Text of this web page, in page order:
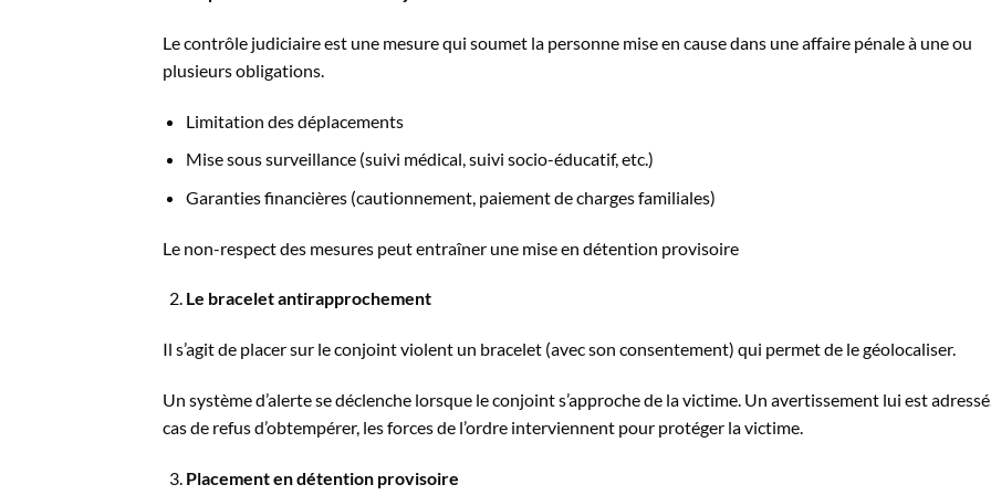
Le contrôle judiciaire est une mesure qui soumet la personne mise en cause dans une affaire pénale à une ou
plusieurs obligations.
Limitation des déplacements
Mise sous surveillance (suivi médical, suivi socio-éducatif, etc.)
Garanties financières (cautionnement, paiement de charges familiales)
Le non-respect des mesures peut entraîner une mise en détention provisoire
Le bracelet antirapprochement
Il s’agit de placer sur le conjoint violent un bracelet (avec son consentement) qui permet de le géolocaliser.
Un système d’alerte se déclenche lorsque le conjoint s’approche de la victime. Un avertissement lui est
cas de refus d’obtempérer, les forces de l’ordre interviennent pour protéger la victime.
Placement en détention provisoire